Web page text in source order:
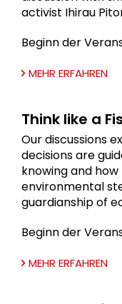
activist Ihirau
Beginn der
MEHR ERFAHREN
Think like a
Our discussions
decisions are
knowing and
environmental
guardianship of
Beginn der
MEHR ERFAHREN